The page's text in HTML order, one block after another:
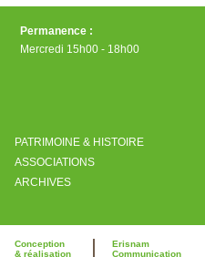
Permanence :
Mercredi 15h00 - 18h00
PATRIMOINE & HISTOIRE
ASSOCIATIONS
ARCHIVES
Erisnam
Communication
Conception
& réalisation